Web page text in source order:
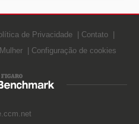
de Privacidade
Contato
Configuração de cookies